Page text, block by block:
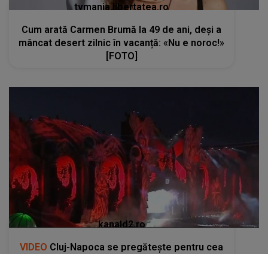
tvmania.libertatea.ro
Cum arată Carmen Brumă la 49 de ani, deși a
mâncat desert zilnic în vacanță: «Nu e noroc!»
[FOTO]
kanald2.ro
VIDEO Cluj-Napoca se pregătește pentru cea